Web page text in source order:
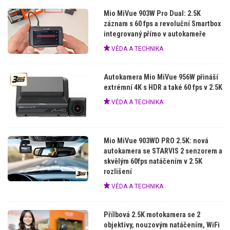
Mio MiVue 903W Pro Dual: 2.5K
záznam s 60 fps a revoluční Smartbox
integrovaný přímo v autokameře
VĚDA A TECHNIKA
Autokamera Mio MiVue 956W přináší
extrémní 4K s HDR a také 60 fps v 2.5K
VĚDA A TECHNIKA
Mio MiVue 903WD PRO 2.5K: nová
autokamera se STARVIS 2 senzorem a
skvělým 60fps natáčením v 2.5K
rozlišení
VĚDA A TECHNIKA
Přílbová 2.5K motokamera se 2
objektivy, nouzovým natáčením, WiFi